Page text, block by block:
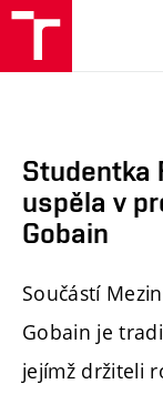
Studentka
uspěla v
Gobain
Součástí
Gobain je
jejímž držiteli